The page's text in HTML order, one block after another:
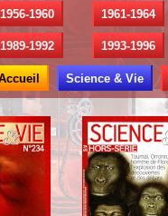
1956-1960 1961-1964
1989-1992 1993-1996
Science & Vie